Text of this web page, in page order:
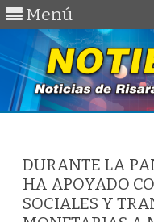
Menú
DURANTE LA
HA APOYADO
SOCIALES Y